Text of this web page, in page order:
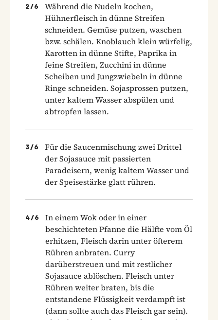
2 /6
Während die Nudeln kochen,
Hühnerfleisch in dünne Streifen
schneiden. Gemüse putzen, waschen
bzw. schälen. Knoblauch klein würfelig,
Karotten in dünne Stifte, Paprika in
feine Streifen, Zucchini in dünne
Scheiben und Jungzwiebeln in dünne
Ringe schneiden. Sojasprossen putzen,
unter kaltem Wasser abspülen und
abtropfen lassen.
3 /6
Für die Saucenmischung zwei Drittel
der Sojasauce mit passierten
Paradeisern, wenig kaltem Wasser und
der Speisestärke glatt rühren.
4 /6
In einem Wok oder in einer
beschichteten Pfanne die Hälfte vom Öl
erhitzen, Fleisch darin unter öfterem
Rühren anbraten. Curry
darüberstreuen und mit restlicher
Sojasauce ablöschen. Fleisch unter
Rühren weiter braten, bis die
entstandene Flüssigkeit verdampft ist
(dann sollte auch das Fleisch gar sein).